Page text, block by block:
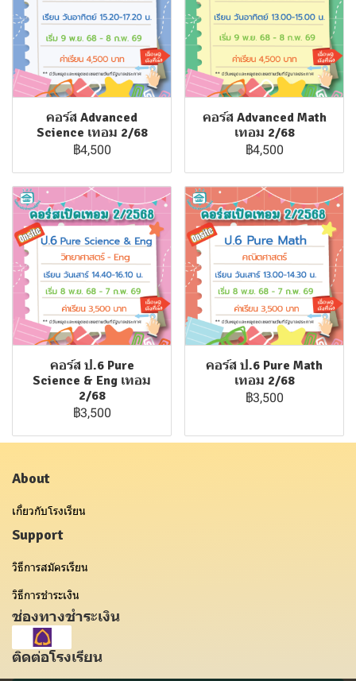
คอร์ส Advanced
Science เทอม 2/68
฿4,500
คอร์ส Advanced Math
เทอม 2/68
฿4,500
คอร์ส ป.6 Pure
Science & Eng เทอม
2/68
฿3,500
คอร์ส ป.6 Pure Math
เทอม 2/68
฿3,500
About
เกี่ยวกับโรงเรียน
Support
วิธีการสมัครเรียน
วิธีการชำระเงิน
ช่องทางชำระเงิน
ติดต่อโรงเรียน